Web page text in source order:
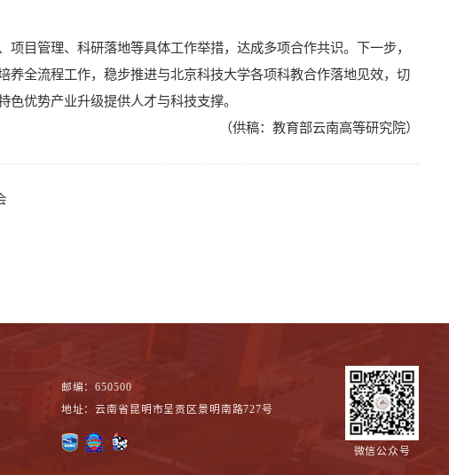
目管理、科研落地等具体工作举措，达成多项合作共识。下一步，
全流程工作，稳步推进与北京科技大学各项科教合作落地见效，切
优势产业升级提供人才与科技支撑。
（供稿：教育部云南高等研究院）
邮编：650500
地址：云南省昆明市呈贡区景明南路727号
微信公众号